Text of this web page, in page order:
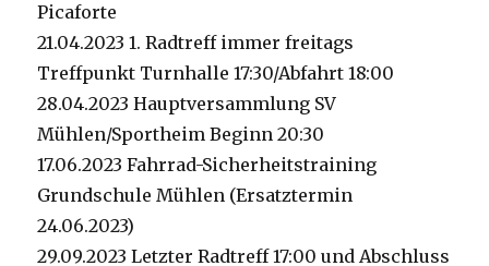
Picaforte
21.04.2023 1. Radtreff immer freitags
Treffpunkt Turnhalle 17:30/Abfahrt 18:00
28.04.2023 Hauptversammlung SV
Mühlen/Sportheim Beginn 20:30
17.06.2023 Fahrrad-Sicherheitstraining
Grundschule Mühlen (Ersatztermin
24.06.2023)
29.09.2023 Letzter Radtreff 17:00 und Abschluss